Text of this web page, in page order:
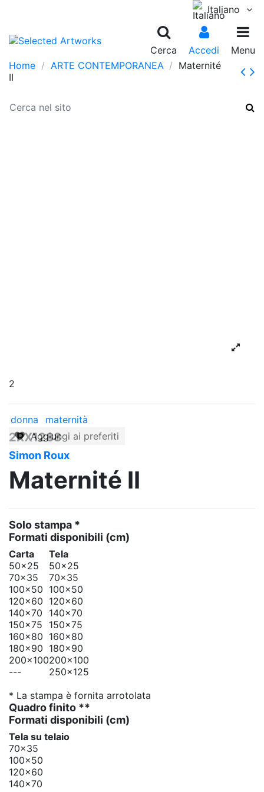
Italiano
Cerca Accedi
Menu
Home
ARTE CONTEMPORANEA
Maternité
II
2
donna
maternità
Aggiungi ai preferiti
2RX1288
Simon Roux
Maternité II
Solo stampa *
Formati disponibili (cm)
Carta
Tela
50x25
50x25
70x35
70x35
100x50 100x50
120x60 120x60
140x70
140x70
150x75
150x75
160x80 160x80
180x90 180x90
200x100200x100
---
250x125
* La stampa è fornita arrotolata
Quadro finito **
Formati disponibili (cm)
Tela su telaio
70x35
100x50
120x60
140x70